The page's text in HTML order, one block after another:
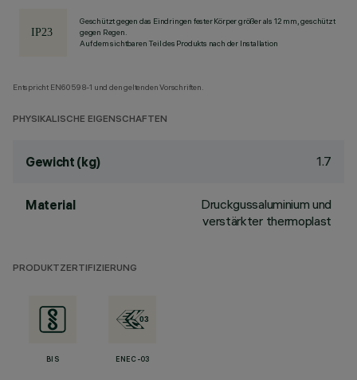
Geschützt gegen das Eindringen fester Körper größer als 12 mm, geschützt
gegen Regen.
Auf dem sichtbaren Teil des Produkts nach der Installation
Entspricht EN60598-1 und den geltenden Vorschriften.
PHYSIKALISCHE EIGENSCHAFTEN
Gewicht (kg) 1.7
Material
Druckgussaluminium und
verstärkter thermoplast
PRODUKTZERTIFIZIERUNG
BIS ENEC-03